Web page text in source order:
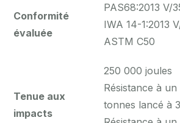
Conformité
évaluée
PAS68:2013 V/
IWA 14-1:2013
ASTM C50
Tenue aux
impacts
250 000 joules
Résistance à
tonnes lancé à